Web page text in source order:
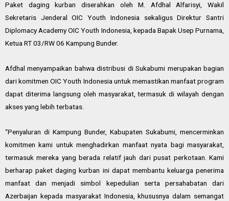
Paket daging kurban diserahkan oleh M. Afdhal Alfarisyi, Wakil
Sekretaris Jenderal OIC Youth Indonesia sekaligus Direktur Santri
Diplomacy Academy OIC Youth Indonesia, kepada Bapak Usep Purnama,
Ketua RT 03/RW 06 Kampung Bunder.
Afdhal menyampaikan bahwa distribusi di Sukabumi merupakan bagian
dari komitmen OIC Youth Indonesia untuk memastikan manfaat program
dapat diterima langsung oleh masyarakat, termasuk di wilayah dengan
akses yang lebih terbatas.
“Penyaluran di Kampung Bunder, Kabupaten Sukabumi, mencerminkan
komitmen kami untuk menghadirkan manfaat nyata bagi masyarakat,
termasuk mereka yang berada relatif jauh dari pusat perkotaan. Kami
berharap paket daging kurban ini dapat membantu keluarga penerima
manfaat dan menjadi simbol kepedulian serta persahabatan dari
Azerbaijan kepada masyarakat Indonesia, khususnya dalam semangat